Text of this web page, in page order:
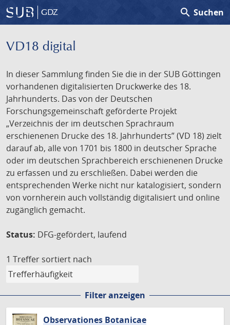
GDZ search Suchen
VD18 digital
In dieser Sammlung finden Sie die in der SUB Göttingen
vorhandenen digitalisierten Druckwerke des 18.
Jahrhunderts. Das von der Deutschen
Forschungsgemeinschaft geförderte Projekt
„Verzeichnis der im deutschen Sprachraum
erschienenen Drucke des 18. Jahrhunderts” (VD 18) zielt
darauf ab, alle von 1701 bis 1800 in deutscher Sprache
oder im deutschen Sprachbereich erschienenen Drucke
zu erfassen und zu erschließen. Dabei werden die
entsprechenden Werke nicht nur katalogisiert, sondern
von vornherein auch vollständig digitalisiert und online
zugänglich gemacht.
Status: DFG-gefördert, laufend
1 Treffer sortiert nach
Filter anzeigen
Observationes Botanicae